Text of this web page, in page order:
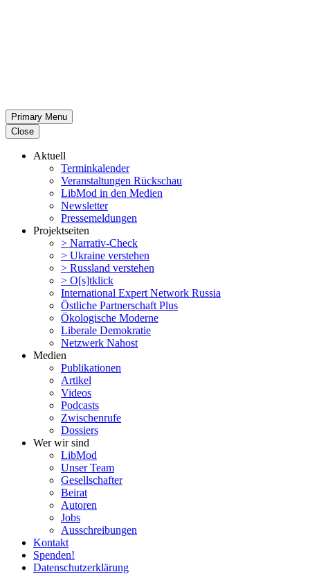
Primary Menu
Close
Aktuell
Termin­ka­lender
Veran­stal­tungen Rückschau
LibMod in den Medien
Newsletter
Presse­mel­dungen
Projekt­seiten
> Narrativ-Check
> Ukraine verstehen
> Russland verstehen
> O[s]tklick
Inter­na­tional Expert Network Russia
Östliche Partner­schaft Plus
Ökolo­gische Moderne
Liberale Demokratie
Netzwerk Nahost
Medien
Publi­ka­tionen
Artikel
Videos
Podcasts
Zwischenrufe
Dossiers
Wer wir sind
LibMod
Unser Team
Gesell­schafter
Beirat
Autoren
Jobs
Ausschrei­bungen
Kontakt
Spenden!
Daten­schutz­er­klärung